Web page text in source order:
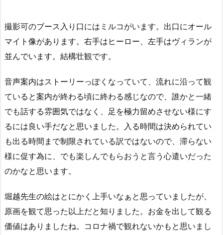
撮影可のブース入り口にはミルコがいます。出口にオール
マイト像があります。右手はヒーロー、左手はヴィランが
並んでいます。結構壮観です。
音声案内はストーリーっぽくなっていて、流れに沿って観
ていると案内が終わる頃に終わる感じなので、誰かと一緒
でも話する雰囲気ではなく、足を極力留めさせない様にす
るには良い手だなと思いました。入る時間は決められてい
も出る時間まで制限されている訳ではないので、滞らない
様に促す為に、でも楽しんでもらおうと言う心遣いだった
のかなと思います。
堀越先生の絵はとにかく上手いなぁと思っていましたが、
原画を観て思った以上だと知りました。お金を出して観る
価値はありましたね。コロナ禍で観れないかもと思いまし